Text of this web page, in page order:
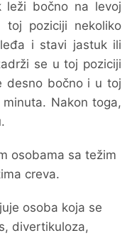
leži bočno na levoj
poziciji nekoliko
i stavi jastuk ili
se u toj poziciji
desno bočno i u toj
Nakon toga,
osobama sa težim
creva.
osoba koja se
divertikuloza,